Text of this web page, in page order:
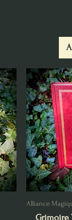
Alliance
Grimoire